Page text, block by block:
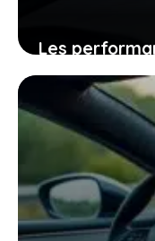
Les
autoroutière
changer
électrique
25 janvier 2026